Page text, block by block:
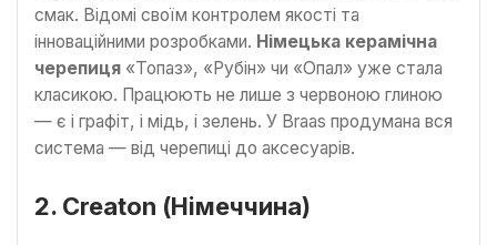
смак. Відомі своїм контролем якості та
інноваційними розробками. Німецька керамічна
черепиця «Топаз», «Рубін» чи «Опал» уже стала
класикою. Працюють не лише з червоною глиною
— є і графіт, і мідь, і зелень. У Braas продумана вся
система — від черепиці до аксесуарів.
2. Creaton (Німеччина)